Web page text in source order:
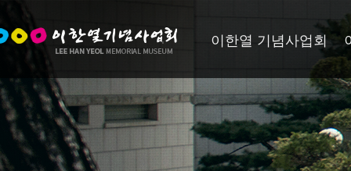
이한열 기념사업회